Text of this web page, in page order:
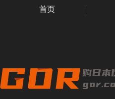
首页